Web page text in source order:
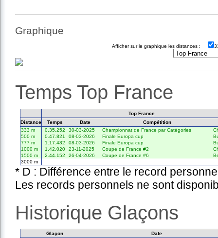
Graphique
Afficher sur le graphique les distances :
Temps Top France
Top France
Distance
Temps Date
Compétition
333 m
0.35.252 30-03-2025 Championnat de France par Catégories
500 m
0.47.821 08-03-2026 Finale Europa cup
777 m
1.17.482 08-03-2026 Finale Europa cup
1000 m
1.42.020 23-11-2025 Coupe de France #2
1500 m
2.44.152 26-04-2026 Coupe de France #6
3000 m
* D : Différence entre le record
Les records personnels ne sont
Historique Glaçons
Glaçon
Date